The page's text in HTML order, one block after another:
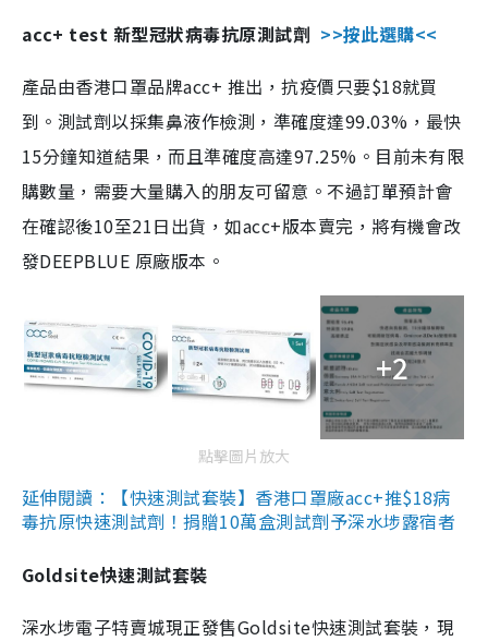
acc+ test 新型冠狀病毒抗原測試劑 >>按此選購<<
產品由香港口罩品牌acc+ 推出，抗疫價只要$18就買
到。測試劑以採集鼻液作檢測，準確度達99.03%，最快
15分鐘知道結果，而且準確度高達97.25%。目前未有限
購數量，需要大量購入的朋友可留意。不過訂單預計會
在確認後10至21日出貨，如acc+版本賣完，將有機會改
發DEEPBLUE 原廠版本。
+2
點擊圖片放大
延伸閱讀：【快速測試套裝】香港口罩廠acc+推$18病
毒抗原快速測試劑！捐贈10萬盒測試劑予深水埗露宿者
Goldsite快速測試套裝
深水埗電子特賣城現正發售Goldsite快速測試套裝，現